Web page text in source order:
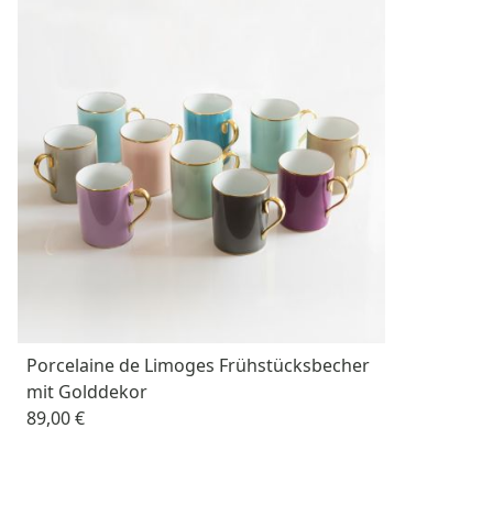
Porcelaine de Limoges Frühstücksbecher
mit Golddekor
89,00 €